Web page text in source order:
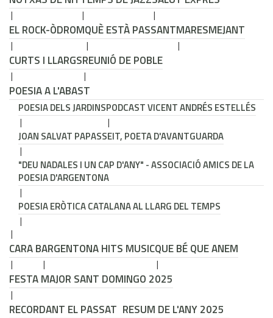
EL ROCK-ÒDROMQUÈ ESTÀ PASSANTMARESMEJANT
CURTS I LLARGSREUNIÓ DE POBLE
POESIA A L'ABAST
POESIA DELS JARDINSPODCAST VICENT ANDRÉS ESTELLÉS
JOAN SALVAT PAPASSEIT, POETA D'AVANTGUARDA
"DEU NADALES I UN CAP D'ANY" - ASSOCIACIÓ AMICS DE LA
POESIA D'ARGENTONA
POESIA ERÒTICA CATALANA AL LLARG DEL TEMPS
CARA BARGENTONA HITS MUSICQUE BÉ QUE ANEM
FESTA MAJOR SANT DOMINGO 2025
RECORDANT EL PASSAT RESUM DE L'ANY 2025